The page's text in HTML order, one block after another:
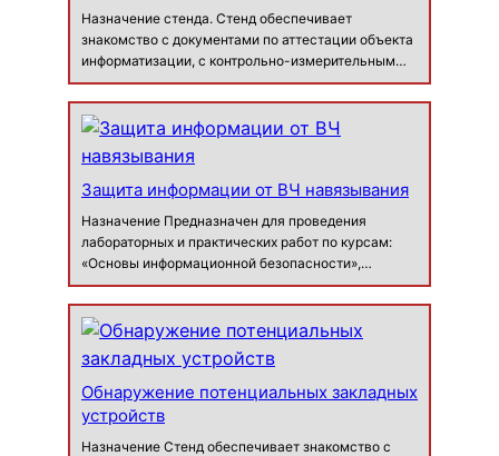
Назначение стенда. Стенд обеспечивает
знакомство с документами по аттестации объекта
информатизации, с контрольно-измерительным
оборудованием, которое применяется при
проведении исследований, развитие навыка
самостоятельного определения информативного
Защита информации от ВЧ навязывания
Назначение Предназначен для проведения
лабораторных и практических работ по курсам:
«Основы информационной безопасности»,
«Техническая защита информации»,
«Измерительная аппаратура контроля
защищенности объектов информатизации»,
Обнаружение потенциальных закладных
устройств
Назначение Стенд обеспечивает знакомство с